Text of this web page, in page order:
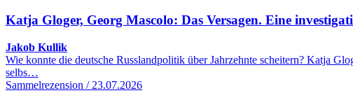
Katja Gloger, Georg Mascolo: Das Versagen. Eine
Jakob Kullik
Wie konnte die deutsche Russlandpolitik über Jahrzehnte scheitern? Katja
selbs…
Sammelrezension / 23.07.2026